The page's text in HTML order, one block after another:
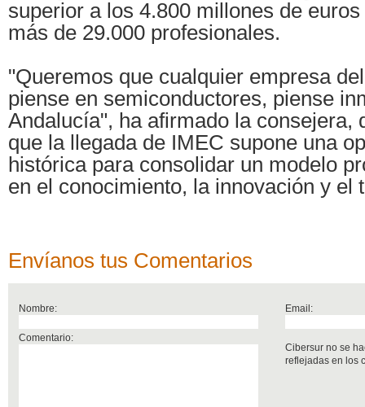
superior a los 4.800 millones de
más de 29.000 profesionales.
"Queremos que cualquier empresa
piense en semiconductores, piense
Andalucía", ha afirmado la consejera,
que la llegada de IMEC supone una
histórica para consolidar un modelo
en el conocimiento, la innovación y el
Envíanos tus Comentarios
Nombre: Email:
Comentario:
Cibersur no se
reflejadas en los